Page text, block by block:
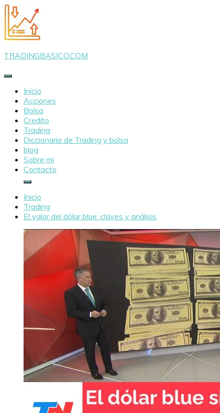
Saltar
al
contenido
TRADINGBASICO.COM
Inicio
Acciones
Bolsa
Credito
Trading
Diccionario de Trading y bolsa
blog
Sobre mi
Contacto
Inicio
Trading
El valor del dólar blue: claves y análisis